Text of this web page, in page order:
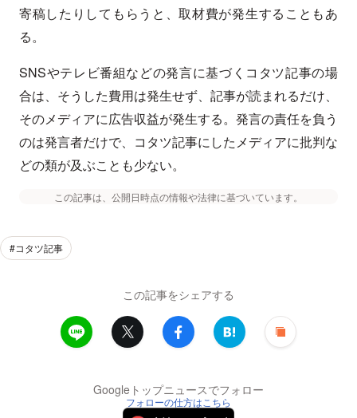
寄稿したりしてもらうと、取材費が発生することもあ
る。
SNSやテレビ番組などの発言に基づくコタツ記事の場
合は、そうした費用は発生せず、記事が読まれるだけ、
そのメディアに広告収益が発生する。発言の責任を負う
のは発言者だけで、コタツ記事にしたメディアに批判な
どの類が及ぶことも少ない。
この記事は、公開日時点の情報や法律に基づいています。
#コタツ記事
この記事をシェアする
Googleトップニュースでフォロー
フォローの仕方はこちら